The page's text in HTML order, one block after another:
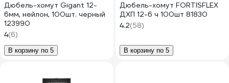
Дюбель-хомут Gigant 12-
6мм, нейлон, 100шт. черный
123990
4(6)
В корзину по 5
Дюбель-хомут FORTISFLEX
ДХП 12-6 ч 100шт 81830
4.2(58)
В корзину по 5